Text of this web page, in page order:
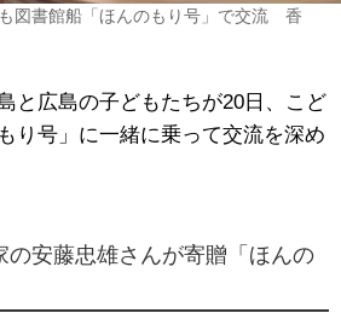
図書館船「ほんのもり号」で交流 香
と広島の子どもたちが20日、こど
り号」に一緒に乗って交流を深め
の安藤忠雄さんが寄贈「ほんの